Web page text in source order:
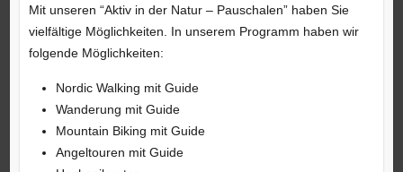
Mit unseren “Aktiv in der Natur – Pauschalen” haben Sie
vielfältige Möglichkeiten. In unserem Programm haben wir
folgende Möglichkeiten:
Nordic Walking mit Guide
Wanderung mit Guide
Mountain Biking mit Guide
Angeltouren mit Guide